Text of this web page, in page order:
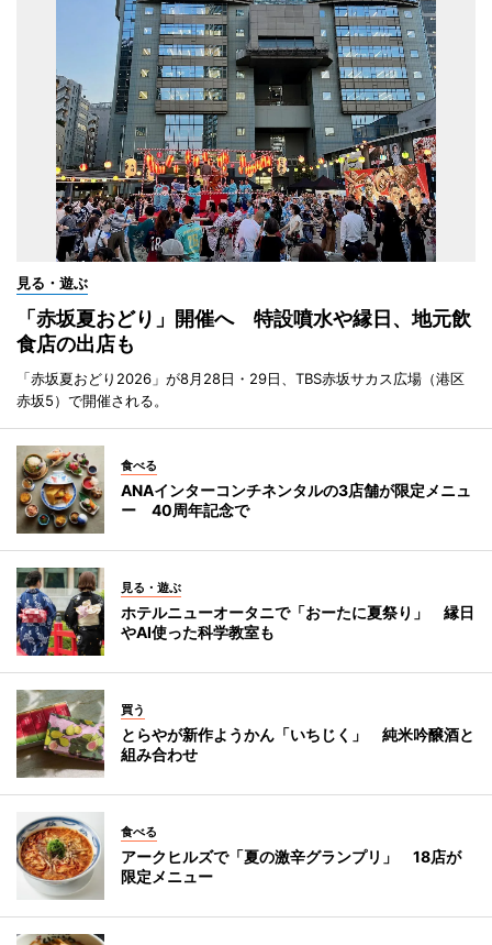
見る・遊ぶ
「赤坂夏おどり」開催へ 特設噴水や縁日、地元飲
食店の出店も
「赤坂夏おどり2026」が8月28日・29日、TBS赤坂サカス広場（港区
赤坂5）で開催される。
食べる
ANAインターコンチネンタルの3店舗が限定メニュ
ー 40周年記念で
見る・遊ぶ
ホテルニューオータニで「おーたに夏祭り」 縁日
やAI使った科学教室も
買う
とらやが新作ようかん「いちじく」 純米吟醸酒と
組み合わせ
食べる
アークヒルズで「夏の激辛グランプリ」 18店が
限定メニュー